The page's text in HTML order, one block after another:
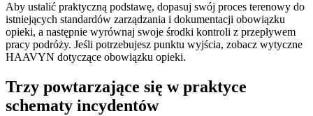
Aby ustalić praktyczną podstawę, dopasuj swój proces terenowy do
istniejących standardów zarządzania i dokumentacji obowiązku
opieki, a następnie wyrównaj swoje środki kontroli z przepływem
pracy podróży. Jeśli potrzebujesz punktu wyjścia, zobacz wytyczne
HAAVYN dotyczące obowiązku opieki.
Trzy powtarzające się w praktyce
schematy incydentów